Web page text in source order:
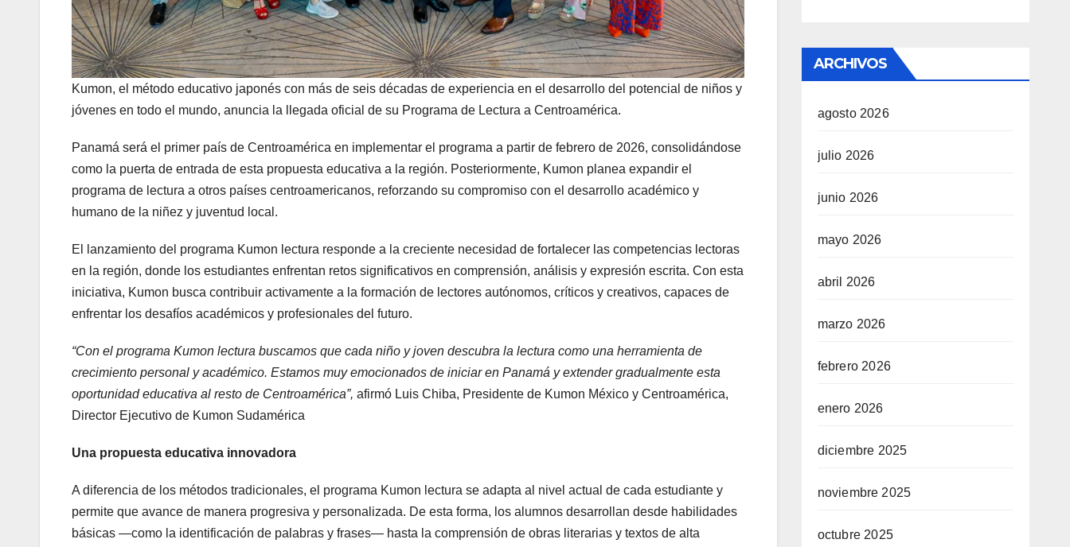
Kumon, el método educativo japonés con más de seis décadas de experiencia en el desarrollo del potencial de niños y
jóvenes en todo el mundo, anuncia la llegada oficial de su Programa de Lectura a Centroamérica.
Panamá será el primer país de Centroamérica en implementar el programa a partir de febrero de 2026, consolidándose
como la puerta de entrada de esta propuesta educativa a la región. Posteriormente, Kumon planea expandir el
programa de lectura a otros países centroamericanos, reforzando su compromiso con el desarrollo académico y
humano de la niñez y juventud local.
El lanzamiento del programa Kumon lectura responde a la creciente necesidad de fortalecer las competencias lectoras
en la región, donde los estudiantes enfrentan retos significativos en comprensión, análisis y expresión escrita. Con esta
iniciativa, Kumon busca contribuir activamente a la formación de lectores autónomos, críticos y creativos, capaces de
enfrentar los desafíos académicos y profesionales del futuro.
“Con el programa Kumon lectura buscamos que cada niño y joven descubra la lectura como una herramienta de
crecimiento personal y académico. Estamos muy emocionados de iniciar en Panamá y extender gradualmente esta
oportunidad educativa al resto de Centroamérica”, afirmó Luis Chiba, Presidente de Kumon México y Centroamérica,
Director Ejecutivo de Kumon Sudamérica
Una propuesta educativa innovadora
A diferencia de los métodos tradicionales, el programa Kumon lectura se adapta al nivel actual de cada estudiante y
permite que avance de manera progresiva y personalizada. De esta forma, los alumnos desarrollan desde habilidades
básicas —como la identificación de palabras y frases— hasta la comprensión de obras literarias y textos de alta
ARCHIVOS
agosto 2026
julio 2026
junio 2026
mayo 2026
abril 2026
marzo 2026
febrero 2026
enero 2026
diciembre 2025
noviembre 2025
octubre 2025